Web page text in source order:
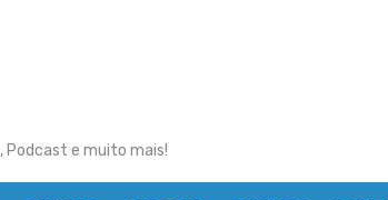
Podcast e muito mais!